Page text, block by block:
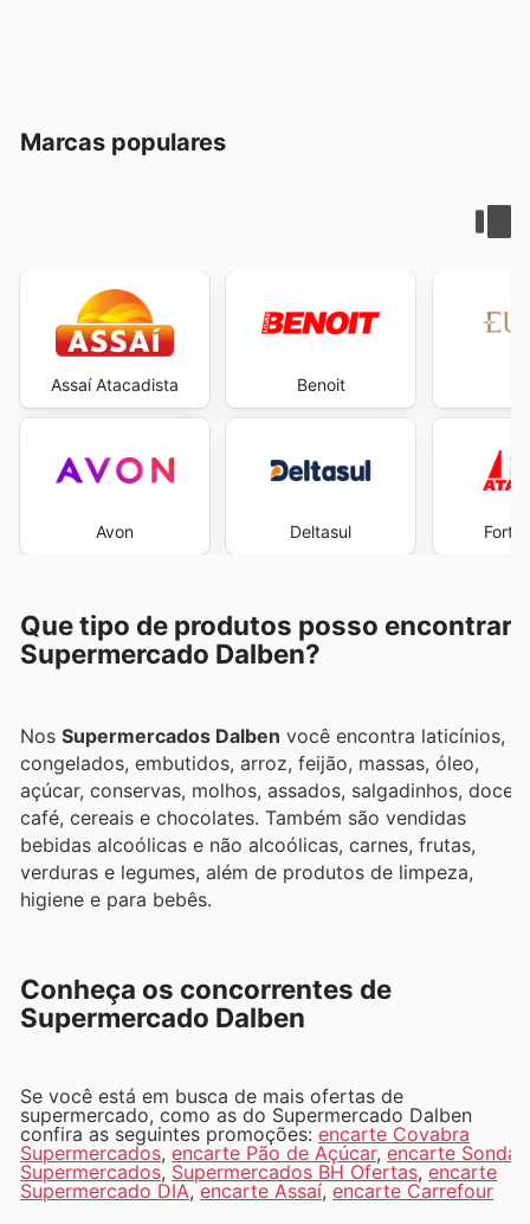
Marcas populares
Assaí Atacadista
Avon
Benoit
Deltasul Fort
Que tipo de produtos posso encontrar
Supermercado Dalben?
Nos Supermercados Dalben você encontra laticínios,
congelados, embutidos, arroz, feijão, massas, óleo,
açúcar, conservas, molhos, assados, salgadinhos, doces,
café, cereais e chocolates. Também são vendidas
bebidas alcoólicas e não alcoólicas, carnes, frutas,
verduras e legumes, além de produtos de limpeza,
higiene e para bebês.
Conheça os concorrentes de
Supermercado Dalben
Se você está em busca de mais ofertas de
supermercado, como as do Supermercado Dalben
confira as seguintes promoções: encarte Covabra
Supermercados, encarte Pão de Açúcar, encarte Sonda
Supermercados, Supermercados BH Ofertas, encarte
Supermercado DIA,encarte Assaí, encarte Carrefour